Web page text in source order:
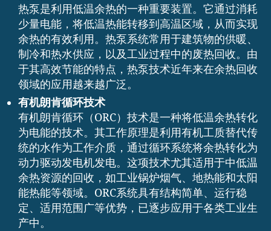
热泵是利用低温余热的一种重要装置。它通过消耗
少量电能，将低温热能转移到高温区域，从而实现
余热的有效利用。热泵系统常用于建筑物的供暖、
制冷和热水供应，以及工业过程中的废热回收。由
于其高效节能的特点，热泵技术近年来在余热回收
领域的应用越来越广泛。
有机朗肯循环技术
有机朗肯循环（ORC）技术是一种将低温余热转化
为电能的技术。其工作原理是利用有机工质替代传
统的水作为工作介质，通过循环系统将余热转化为
动力驱动发电机发电。这项技术尤其适用于中低温
余热资源的回收，如工业锅炉烟气、地热能和太阳
能热能等领域。ORC系统具有结构简单、运行稳
定、适用范围广等优势，已逐步应用于各类工业生
产中。